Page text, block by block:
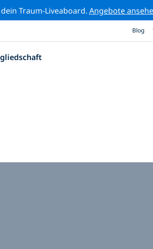
Traum-Liveaboard. Angebote
Blog